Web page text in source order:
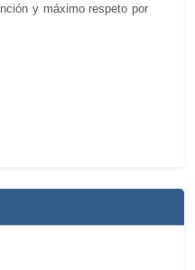
y máximo respeto por